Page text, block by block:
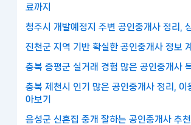
료까지
청주시 개발예정지 주변 공인중개사 정리,
진천군 지역 기반 확실한 공인중개사 정보
충북 증평군 실거래 경험 많은 공인중개사
충북 제천시 인기 많은 공인중개사 정리, 이
아보기
음성군 신혼집 중개 잘하는 공인중개사 추